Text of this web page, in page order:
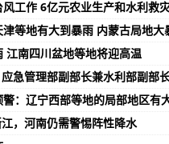
工作 6亿元农业生产和水利救
等地有大到暴雨 内蒙古局地大
江南四川盆地等地将迎高温
急管理部副部长兼水利部副部
：辽宁西部等地的局部地区有
，河南仍需警惕阵性降水